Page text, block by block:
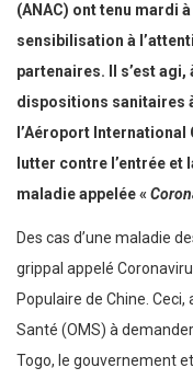
(ANAC) ont tenu mardi
sensibilisation à
partenaires. Il s’est
dispositions sanitaires
l’Aéroport International
lutter contre l’entrée
maladie appelée «
Des cas d’une maladie
grippal appelé
Populaire de Chine.
Santé (OMS) à
Togo, le gouvernement